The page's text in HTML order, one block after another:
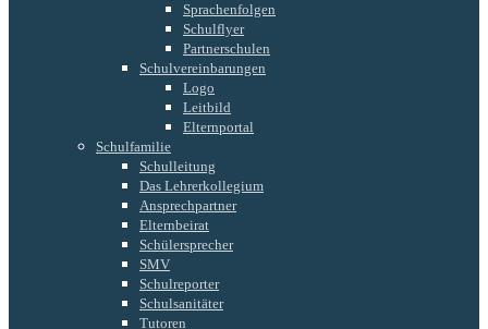
Sprachenfolgen
Schulflyer
Partnerschulen
Schulvereinbarungen
Logo
Leitbild
Elternportal
Schulfamilie
Schulleitung
Das Lehrerkollegium
Ansprechpartner
Elternbeirat
Schülersprecher
SMV
Schulreporter
Schulsanitäter
Tutoren